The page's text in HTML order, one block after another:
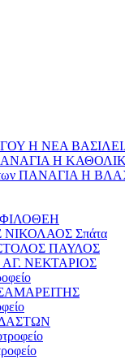
Η ΝΕΑ
ΠΑΝΑΓΙΑ Η
ΠΑΝΑΓΙΑ Η
ΦΙΛΟΘΕΗ
ΝΙΚΟΛΑΟΣ Σπάτα
ΠΑΥΛΟΣ
Ο ΑΓ. ΝΕΚΤΑΡΙΟΣ
ΣΑΜΑΡΕΙΤΗΣ